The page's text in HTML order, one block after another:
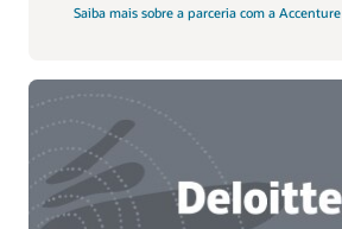
Saiba mais sobre a parceria com a Accenture